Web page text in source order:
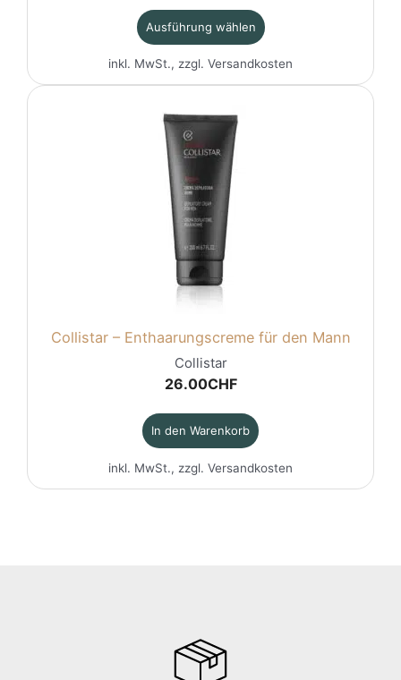
Ausführung wählen
inkl. MwSt., zzgl. Versandkosten
Collistar – Enthaarungscreme für den Mann
Collistar
26.00CHF
In den Warenkorb
inkl. MwSt., zzgl. Versandkosten